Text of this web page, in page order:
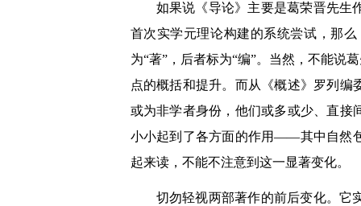
如果说《导论》主要是葛荣晋先生
首次实学元理论构建的系统尝试，那
为“著”，后者标为“编”。当然，不能说
点的概括和提升。而从《概述》罗列
或为非学者身份，他们或多或少、直接
小小起到了各方面的作用——其中自然
起来读，不能不注意到这一显著变化。
切勿轻视两部著作的前后变化。它